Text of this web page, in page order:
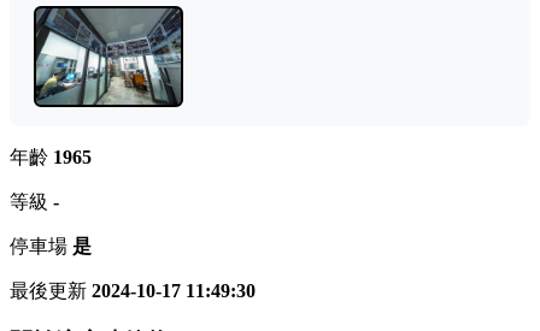
年齡 1965
等級 -
停車場 是
最後更新 2024-10-17 11:49:30